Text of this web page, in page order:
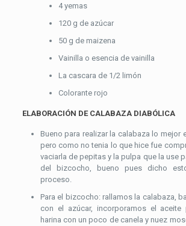
4 yemas
120 g de azúcar
50 g de maizena
Vainilla o esencia de vainilla
La cascara de 1/2 limón
Colorante rojo
ELABORACIÓN DE CALABAZA DIABÓLICA
Bueno para realizar la calabaza lo mejor
pero como no tenia lo que hice fue
vaciarla de pepitas y la pulpa que la use
del bizcocho, bueno pues dicho
proceso.
Para el bizcocho: rallamos la calabaza,
con el azúcar, incorporamos el
harina con un poco de canela y nuez